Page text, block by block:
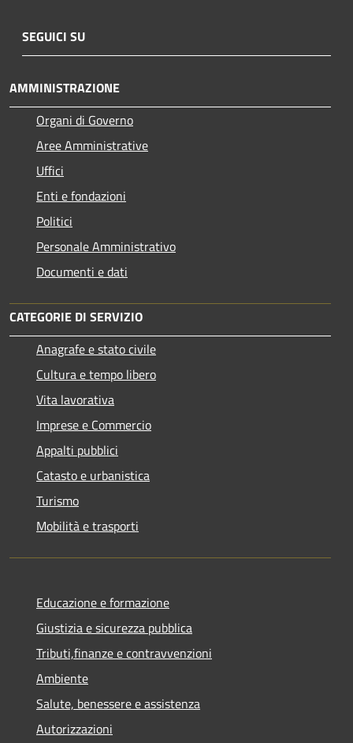
SEGUICI SU
AMMINISTRAZIONE
Organi di Governo
Aree Amministrative
Uffici
Enti e fondazioni
Politici
Personale Amministrativo
Documenti e dati
CATEGORIE DI SERVIZIO
Anagrafe e stato civile
Cultura e tempo libero
Vita lavorativa
Imprese e Commercio
Appalti pubblici
Catasto e urbanistica
Turismo
Mobilità e trasporti
Educazione e formazione
Giustizia e sicurezza pubblica
Tributi,finanze e contravvenzioni
Ambiente
Salute, benessere e assistenza
Autorizzazioni